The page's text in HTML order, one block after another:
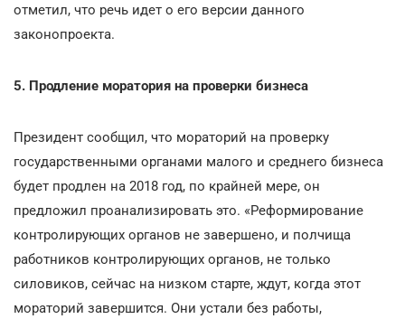
отметил, что речь идет о его версии данного
законопроекта.
5. Продление моратория на проверки бизнеса
Президент сообщил, что мораторий на проверку
государственными органами малого и среднего бизнеса
будет продлен на 2018 год, по крайней мере, он
предложил проанализировать это. «Реформирование
контролирующих органов не завершено, и полчища
работников контролирующих органов, не только
силовиков, сейчас на низком старте, ждут, когда этот
мораторий завершится. Они устали без работы,